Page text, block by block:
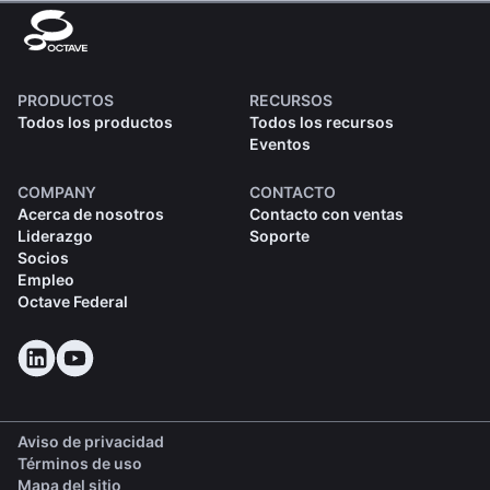
PRODUCTOS
Todos los productos
RECURSOS
Todos los recursos
Eventos
COMPANY
Acerca de nosotros
Liderazgo
Socios
Empleo
Octave Federal
CONTACTO
Contacto con ventas
Soporte
Aviso de privacidad
Términos de uso
Mapa del sitio